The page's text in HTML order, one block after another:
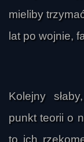
mieliby
lat po wojnie,
Kolejny
punkt teorii o
to ich